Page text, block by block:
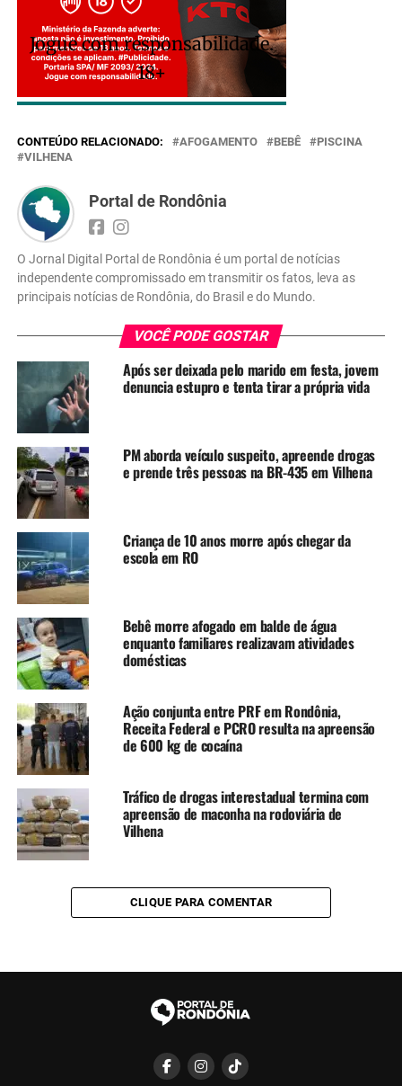
Jogue com responsabilidade.
18+
CONTEÚDO RELACIONADO: AFOGAMENTO BEBÊ
PISCINA
VILHENA
Portal de Rondônia
O Jornal Digital Portal de Rondônia é um portal de notícias
independente compromissado em transmitir os fatos, leva as
principais notícias de Rondônia, do Brasil e do Mundo.
VOCÊ PODE GOSTAR
Após ser deixada pelo marido em festa, jovem
denuncia estupro e tenta tirar a própria vida
PM aborda veículo suspeito, apreende drogas
e prende três pessoas na BR-435 em Vilhena
Criança de 10 anos morre após chegar da
escola em RO
Bebê morre afogado em balde de água
enquanto familiares realizavam atividades
domésticas
Ação conjunta entre PRF em Rondônia,
Receita Federal e PCRO resulta na apreensão
de 600 kg de cocaína
Tráfico de drogas interestadual termina com
apreensão de maconha na rodoviária de
Vilhena
CLIQUE PARA COMENTAR